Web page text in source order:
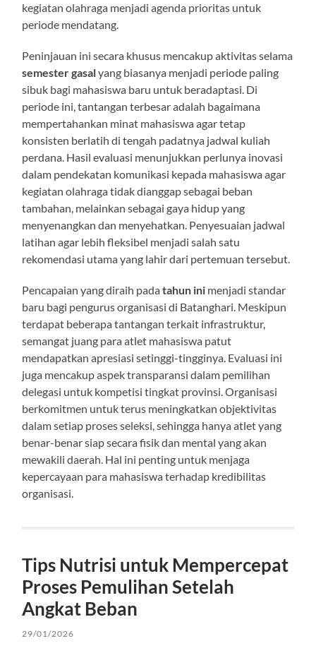
kegiatan olahraga menjadi agenda prioritas untuk
periode mendatang.
Peninjauan ini secara khusus mencakup aktivitas selama
semester gasalyang biasanya menjadi periode paling
sibuk bagi mahasiswa baru untuk beradaptasi. Di
periode ini, tantangan terbesar adalah bagaimana
mempertahankan minat mahasiswa agar tetap
konsisten berlatih di tengah padatnya jadwal kuliah
perdana. Hasil evaluasi menunjukkan perlunya inovasi
dalam pendekatan komunikasi kepada mahasiswa agar
kegiatan olahraga tidak dianggap sebagai beban
tambahan, melainkan sebagai gaya hidup yang
menyenangkan dan menyehatkan. Penyesuaian jadwal
latihan agar lebih fleksibel menjadi salah satu
rekomendasi utama yang lahir dari pertemuan tersebut.
Pencapaian yang diraih padatahun ini menjadi standar
baru bagi pengurus organisasi di Batanghari. Meskipun
terdapat beberapa tantangan terkait infrastruktur,
semangat juang para atlet mahasiswa patut
mendapatkan apresiasi setinggi-tingginya. Evaluasi ini
juga mencakup aspek transparansi dalam pemilihan
delegasi untuk kompetisi tingkat provinsi. Organisasi
berkomitmen untuk terus meningkatkan objektivitas
dalam setiap proses seleksi, sehingga hanya atlet yang
benar-benar siap secara fisik dan mental yang akan
mewakili daerah. Hal ini penting untuk menjaga
kepercayaan para mahasiswa terhadap kredibilitas
organisasi.
Tips Nutrisi untuk Mempercepat
Proses Pemulihan Setelah
Angkat Beban
29/01/2026